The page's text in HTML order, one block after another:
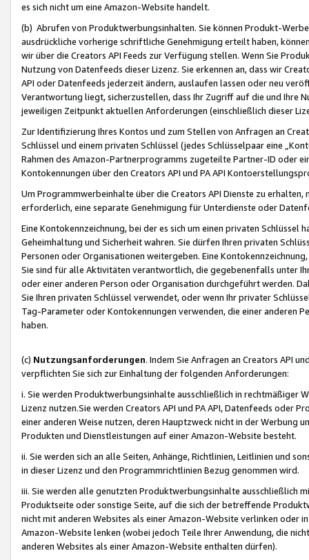
es sich nicht um eine Amazon-Website handelt.
(b) Abrufen von Produktwerbungsinhalten. Sie können Produkt-
ausdrückliche vorherige schriftliche Genehmigung erteilt haben,
wir über die Creators API Feeds zur Verfügung stellen. Wenn Sie
Nutzung von Datenfeeds dieser Lizenz. Sie erkennen an, dass wir
API oder Datenfeeds jederzeit ändern, auslaufen lassen oder neu
Verantwortung liegt, sicherzustellen, dass Ihr Zugriff auf die und Ihre
jeweiligen Zeitpunkt aktuellen Anforderungen (einschließlich dieser
Zur Identifizierung Ihres Kontos und zum Stellen von Anfragen an
Schlüssel und einem privaten Schlüssel (jedes Schlüsselpaar eine
Rahmen des Amazon-Partnerprogramms zugeteilte Partner-ID oder
Kontokennungen über den Creators API und PA API
Um Programmwerbeinhalte über die Creators API Dienste zu
erforderlich, eine separate Genehmigung für Unterdienste oder
Eine Kontokennzeichnung, bei der es sich um einen privaten
Geheimhaltung und Sicherheit wahren. Sie dürfen Ihren privaten
Personen oder Organisationen weitergeben. Eine
Sie sind für alle Aktivitäten verantwortlich, die gegebenenfalls unter
oder einer anderen Person oder Organisation durchgeführt werden.
Sie Ihren privaten Schlüssel verwendet, oder wenn Ihr privater
Tag-Parameter oder Kontokennungen verwenden, die einer anderen
haben.
(c) Nutzungsanforderungen. Indem Sie Anfragen an Creators API
verpflichten Sie sich zur Einhaltung der folgenden Anforderungen:
i. Sie werden Produktwerbungsinhalte ausschließlich in rechtmäßiger
Lizenz nutzen.Sie werden Creators API und PA API, Datenfeeds oder
einer anderen Weise nutzen, deren Hauptzweck nicht in der Werbung
Produkten und Dienstleistungen auf einer Amazon-Website besteht.
ii. Sie werden sich an alle Seiten, Anhänge, Richtlinien, Leitlinien und
in dieser Lizenz und den Programmrichtlinien Bezug genommen wird.
iii. Sie werden alle genutzten Produktwerbungsinhalte ausschließlich
Produktseite oder sonstige Seite, auf die sich der betreffende
nicht mit anderen Websites als einer Amazon-Website verlinken oder
Amazon-Website lenken (wobei jedoch Teile Ihrer Anwendung, die
anderen Websites als einer Amazon-Website enthalten dürfen).